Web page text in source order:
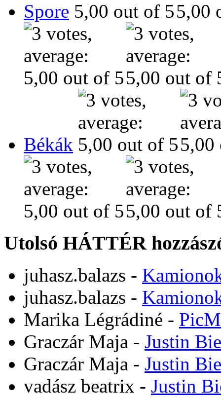
Spore
Békák
Utolsó HÁTTÉR
juhasz.balazs -
juhasz.balazs -
Marika Légrádiné -
Graczár Maja - Justin
Graczár Maja - Justin
vadász beatrix - Justin